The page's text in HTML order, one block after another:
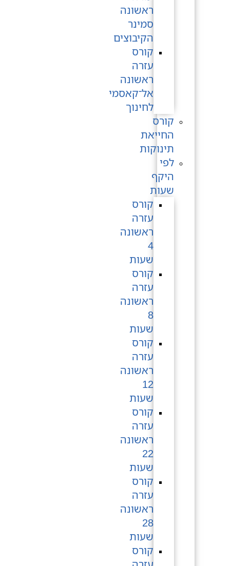
ראשונה
סמינר
הקיבוצים
קורס
עזרה
ראשונה
אל־קאסמי
לחינוך
קורס
החייאת
תינוקות
לפי
היקף
שעות
קורס
עזרה
ראשונה
4
שעות
קורס
עזרה
ראשונה
8
שעות
קורס
עזרה
ראשונה
12
שעות
קורס
עזרה
ראשונה
22
שעות
קורס
עזרה
ראשונה
28
שעות
קורס